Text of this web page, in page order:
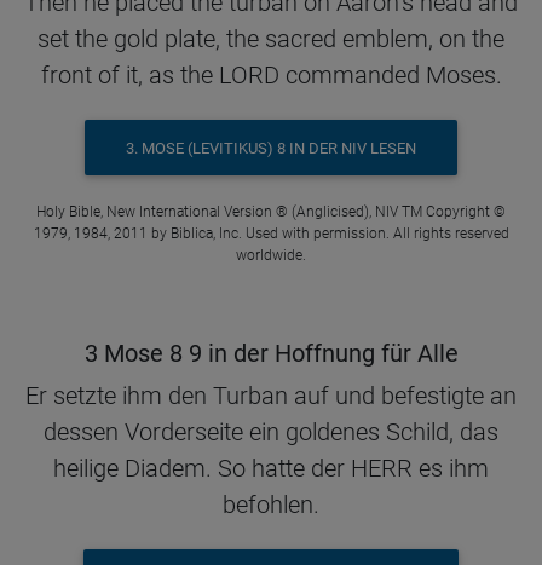
set the gold plate, the sacred emblem, on the
front of it, as the LORD commanded Moses.
3. MOSE (LEVITIKUS) 8 IN DER NIV LESEN
Holy Bible, New International Version ® (Anglicised), NIV TM Copyright ©
1979, 1984, 2011 by Biblica, Inc. Used with permission. All rights reserved
worldwide.
3 Mose 8 9 in der Hoffnung für Alle
Er setzte ihm den Turban auf und befestigte an
dessen Vorderseite ein goldenes Schild, das
heilige Diadem. So hatte der HERR es ihm
befohlen.